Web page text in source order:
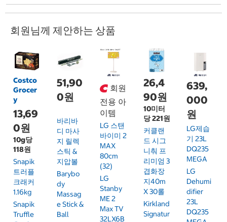
회원님께 제안하는 상품
Costco
Grocer
y
13,69
0원
10g당
118원
Snapik
트러플
크래커
1.16kg
Snapik
Truffle
51,90
0원
바리바
디 마사
지 릴렉
스틱 &
지압볼
Barybo
Dy
Massag
E Stick &
Ball
회원
전용 아
이템
LG 스탠
바이미 2
MAX
80cm
(32)
LG
Stanby
ME 2
Max TV
32LX6B
26,4
90원
10미터
당 221원
커클랜
드 시그
니춰 프
리미엄 3
겹화장
지40m
X 30롤
Kirkland
Signatur
639,
000
원
LG제습
기 23L
DQ235
MEGA
LG
Dehumi
Difier
23L
DQ235